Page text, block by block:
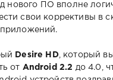
нового ПО вполне
свои коррективы в
Desire HD, который
от Android 2.2 до 4.0,